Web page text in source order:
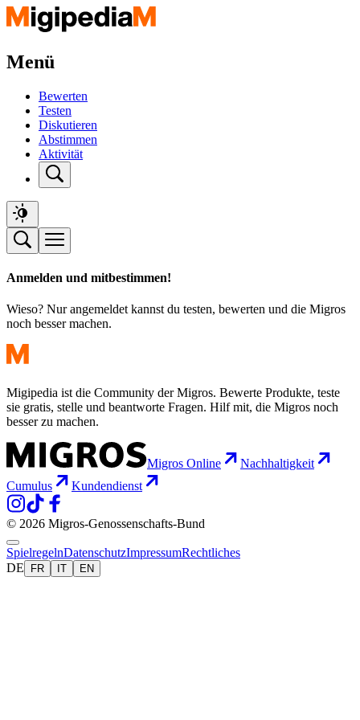
Menü
Bewerten
Testen
Diskutieren
Abstimmen
Aktivität
Anmelden und mitbestimmen!
Wieso? Nur angemeldet kannst du testen, bewerten und die Migros
noch besser machen.
Migipedia ist die Community der Migros. Bewerte Produkte, teste
sie gratis, stelle und beantworte Fragen. Hilf mit, die Migros noch
besser zu machen.
Migros Online
Nachhaltigkeit
Cumulus
Kundendienst
© 2026 Migros-Genossenschafts-Bund
SpielregelnDatenschutzImpressumRechtliches
DE
FR IT EN